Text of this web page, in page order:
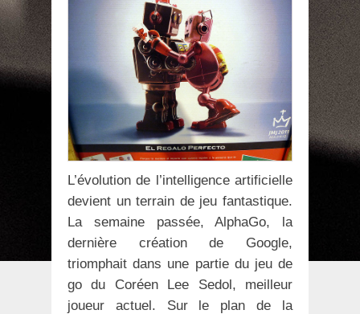
L’évolution de l’intelligence artificielle
devient un terrain de jeu fantastique.
La semaine passée, AlphaGo, la
dernière création de Google,
triomphait dans une partie du jeu de
go du Coréen Lee Sedol, meilleur
joueur actuel. Sur le plan de la